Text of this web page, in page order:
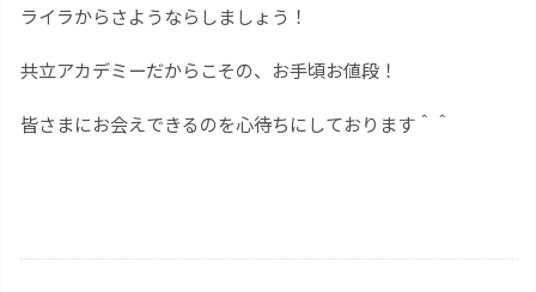
ライラからさようならしましょう！
共立アカデミーだからこその、お手頃お値段！
皆さまにお会えできるのを心待ちにしております＾＾